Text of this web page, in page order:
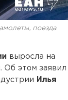
поезда
выросла на
Об этом заявил
Илья